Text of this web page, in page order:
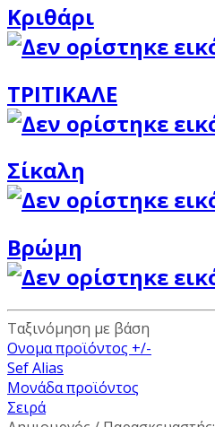
Κριθάρι
ΤΡΙΤΙΚΑΛΕ
Σίκαλη
Βρώμη
Ταξινόμηση με βάση
Ονομα προϊόντος +/-
Sef Alias
Μονάδα προϊόντος
Σειρά